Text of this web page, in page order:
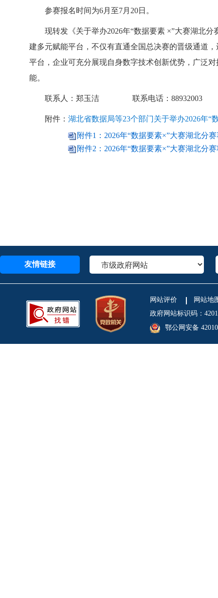
参赛报名时间为6月至7月20日。
现转发《关于举办2026年“数据要素 ×”大赛湖北分
建多元赋能平台，不仅有直通全国总决赛的晋级通道
平台，企业可充分展现自身数字技术创新优势，广泛
能。
联系人： 郑玉洁 联系电话 ： 88932003
附件： 湖北省数据局等23个部门关于举办2026年“
附件1：2026年“数据要素×”大赛湖北分
附件2：2026年“数据要素×”大赛湖北分
友情链接
网站评价
网站地
政府网站标识码：
鄂公网安备